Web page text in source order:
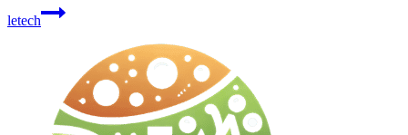
letech